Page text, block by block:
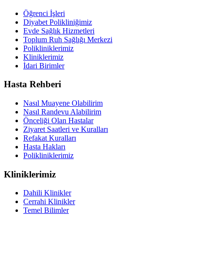
Öğrenci İşleri
Diyabet Polikliniğimiz
Evde Sağlık Hizmetleri
Toplum Ruh Sağlığı Merkezi
Polikliniklerimiz
Kliniklerimiz
İdari Birimler
Hasta Rehberi
Nasıl Muayene Olabilirim
Nasıl Randevu Alabilirim
Önceliği Olan Hastalar
Ziyaret Saatleri ve Kuralları
Refakat Kuralları
Hasta Hakları
Polikliniklerimiz
Kliniklerimiz
Dahili Klinikler
Cerrahi Klinikler
Temel Bilimler